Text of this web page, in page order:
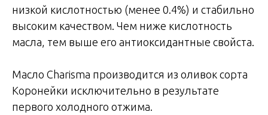
низкой кислотностью (менее 0.4%) и стабильно
высоким качеством. Чем ниже кислотность
масла, тем выше его антиоксидантные свойста.
Масло Charisma производится из оливок сорта
Коронейки исключительно в результате
первого холодного отжима.